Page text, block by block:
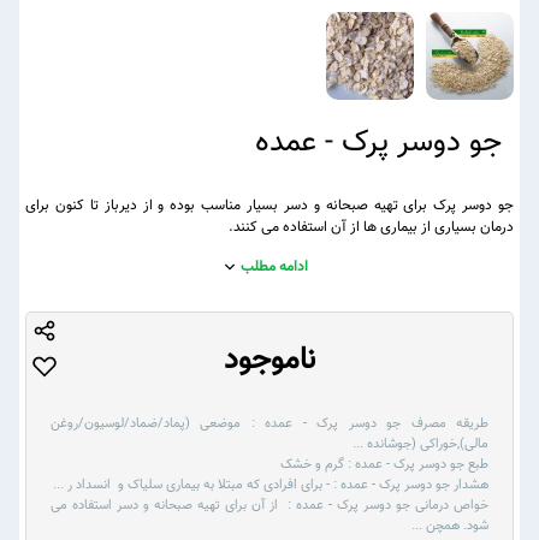
جو دوسر پرک - عمده
جو دوسر پرک برای تهیه صبحانه و دسر بسیار مناسب بوده و از دیرباز تا کنون برای
درمان بسیاری از بیماری ها از آن استفاده می کنند.
ادامه مطلب
ناموجود
طریقه مصرف جو دوسر پرک - عمده : موضعی (پماد/ضماد/لوسیون/روغن
مالی),خوراکی (جوشانده...
طبع جو دوسر پرک - عمده : گرم و خشک
هشدار جو دوسر پرک - عمده : - برای افرادی که مبتلا به بیماری سلیاک و انسداد ر...
خواص درمانی جو دوسر پرک - عمده : از آن برای تهیه صبحانه و دسر استفاده می
شود. همچن...